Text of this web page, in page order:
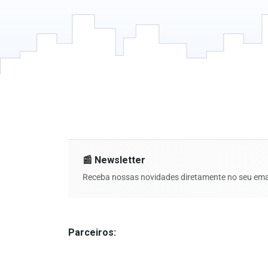
📰 Newsletter
Receba nossas novidades diretamente no seu
Parceiros: